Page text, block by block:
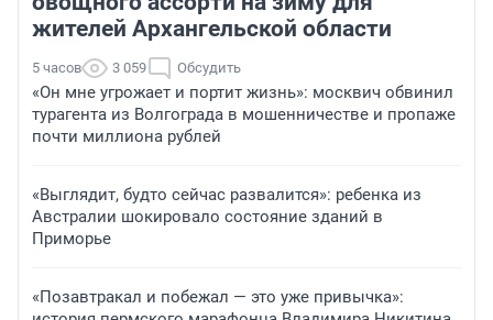
жителей Архангельской области
5 часов 3 059 Обсудить
«Он мне угрожает и портит жизнь»: москвич обвинил
турагента из Волгограда в мошенничестве и пропаже
почти миллиона рублей
«Выглядит, будто сейчас развалится»: ребенка из
Австралии шокировало состояние зданий в
Приморье
«Позавтракал и побежал — это уже привычка»: